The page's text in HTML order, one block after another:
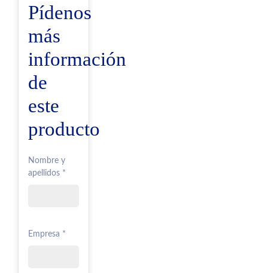
Pídenos
más
información
de
este
producto
Nombre y
apellidos *
Empresa *